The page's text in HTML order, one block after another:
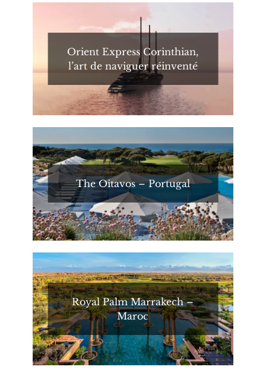
Orient Express Corinthian,
l’art de naviguer réinventé
The Oitavos – Portugal
Royal Palm Marrakech –
Maroc